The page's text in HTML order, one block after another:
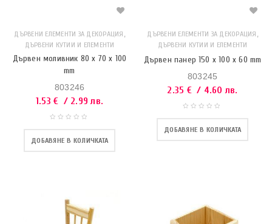
ДЪРВЕНИ ЕЛЕМЕНТИ ЗА ДЕКОРАЦИЯ ,
ДЪРВЕНИ КУТИИ И ЕЛЕМЕНТИ
Дървен моливник 80 x 70 x 100
mm
803246
1.53€ / 2.99 лв.
ДОБАВЯНЕ В КОЛИЧКАТА
ДЪРВЕНИ ЕЛЕМЕНТИ ЗА ДЕКОРАЦИЯ ,
ДЪРВЕНИ КУТИИ И ЕЛЕМЕНТИ
Дървен панер 150 x 100 x 60 mm
803245
2.35 € / 4.60 лв.
ДОБАВЯНЕ В КОЛИЧКАТА